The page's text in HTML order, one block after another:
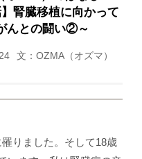
】腎臓移植に向かって
んとの闘い②～
文：OZMA（オズマ）
りました。そして18歳